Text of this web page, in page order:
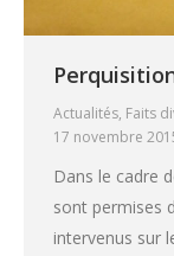
Actualités, Faits
17 novembre
Dans le cadre
sont permises
intervenus sur